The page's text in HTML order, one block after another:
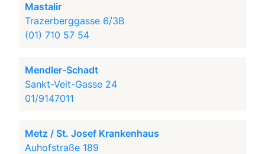
Mastalir
Trazerberggasse 6/3B
(01) 710 57 54
Mendler-Schadt
Sankt-Veit-Gasse 24
01/9147011
Metz / St. Josef Krankenhaus
Auhofstraße 189